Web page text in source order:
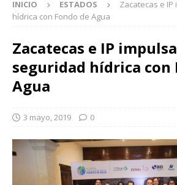
INICIO ESTADOS
Zacatecas e
hídrica con Fondo de Agua
Zacatecas e IP
seguridad hídrica con
Agua
3 mayo, 2019 0